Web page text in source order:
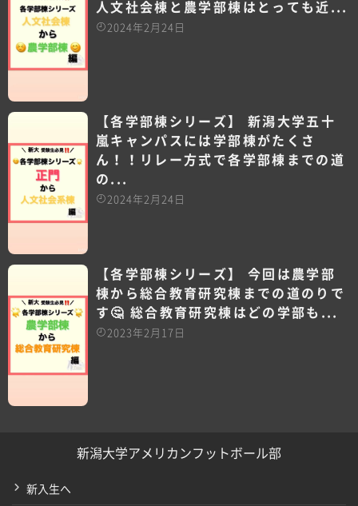
人文社会棟と農学部棟はとっても近...
2024年2月24日
【各学部棟シリーズ】 新潟大学五十
嵐キャンパスには学部棟がたくさ
ん！！リレー方式で各学部棟までの道
の...
2024年2月24日
【各学部棟シリーズ】 今回は農学部
棟から総合教育研究棟までの道のりで
す🤔 総合教育研究棟はどの学部も...
2023年2月17日
新潟大学アメリカンフットボール部
新入生へ